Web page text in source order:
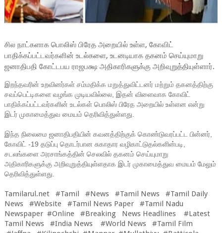
சில நாட்களாக பொலிஸ் பிரேத அறையில் உள்ள, கோவிட்
பாதிக்கப்பட்டவர்களின் உடல்களை, உடனடியாக தகனம் செய்யுமாறு
ஜனாதிபதி கோட்டபய ராஜபக்ஷ அதிகாரிகளுக்கு அறிவுறுத்தியுள்ளார்.
இறந்தவரின் உறவினர்கள் சம்மதிக்க மறுத்துவிட்டனர் மற்றும் தகனத்திற்கு
சவப்பெட்டிகளை வழங்க முடியவில்லை, இதன் விளைவாக கோவிட்
பாதிக்கப்பட்டவர்களின் உடல்கள் பொலிஸ் பிரேத அறையில் உள்ளன என்று
இடர் முகாமைத்துவ மையம் தெரிவித்துள்ளது.
இந்த நிலைமை ஜனாதிபதியின் கவனத்திற்குக் கொண்டுவரப்பட்ட பின்னர்,
கோவிட் -19 தடுப்பு தொடர்பான சுகாதார வழிகாட்டுதல்களின்படி,
சடலங்களை அரசாங்கத்தின் செலவில் தகனம் செய்யுமாறு
அதிகாரிகளுக்கு அறிவுறுத்தியுள்ளதாக இடர் முகாமைத்துவ மையம் மேலும்
தெரிவித்துள்ளது.
Tamilarul.net #Tamil #News #Tamil News #Tamil Daily
News #Website #Tamil News Paper #Tamil Nadu
Newspaper #Online #Breaking News Headlines #Latest
Tamil News #India News #World News #Tamil Film